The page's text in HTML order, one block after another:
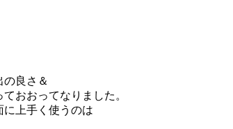
良さ＆
おおってなりました。
に上手く使うのは